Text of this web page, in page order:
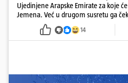
Ujedinjene Arapske Emirate za koje
Jemena. Već u drugom susretu ga
14